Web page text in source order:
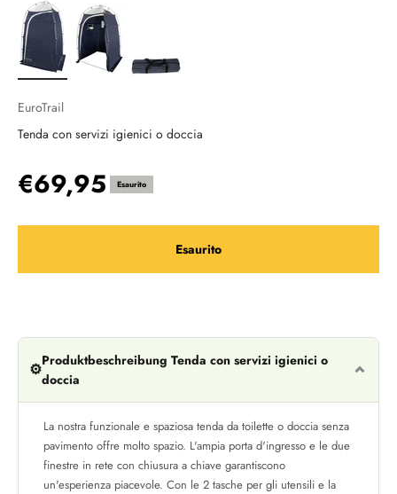
EuroTrail
Tenda con servizi igienici o doccia
Prezzo scontato
€69,95 Esaurito
Esaurito
⚙️Produktbeschreibung Tenda con servizi igienici o
doccia
La nostra funzionale e spaziosa tenda da toilette o doccia senza
pavimento offre molto spazio. L'ampia porta d'ingresso e le due
finestre in rete con chiusura a chiave garantiscono
un'esperienza piacevole. Con le 2 tasche per gli utensili e la